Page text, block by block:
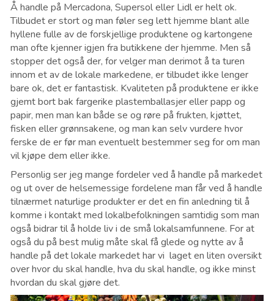
Å handle på Mercadona, Supersol eller Lidl er helt ok.
Tilbudet er stort og man føler seg lett hjemme blant alle
hyllene fulle av de forskjellige produktene og kartongene
man ofte kjenner igjen fra butikkene der hjemme. Men så
stopper det også der, for velger man derimot å ta turen
innom et av de lokale markedene, er tilbudet ikke lenger
bare ok, det er fantastisk. Kvaliteten på produktene er ikke
gjemt bort bak fargerike plastemballasjer eller papp og
papir, men man kan både se og røre på frukten, kjøttet,
fisken eller grønnsakene, og man kan selv vurdere hvor
ferske de er før man eventuelt bestemmer seg for om man
vil kjøpe dem eller ikke.
Personlig ser jeg mange fordeler ved å handle på markedet
og ut over de helsemessige fordelene man får ved å handle
tilnærmet naturlige produkter er det en fin anledning til å
komme i kontakt med lokalbefolkningen samtidig som man
også bidrar til å holde liv i de små lokalsamfunnene. For at
også du på best mulig måte skal få glede og nytte av å
handle på det lokale markedet har vi laget en liten oversikt
over hvor du skal handle, hva du skal handle, og ikke minst
hvordan du skal gjøre det.